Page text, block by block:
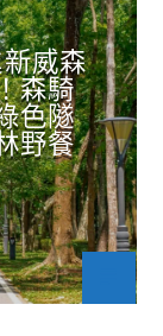
威森
森騎
色隧
野餐